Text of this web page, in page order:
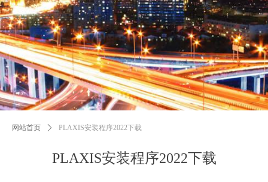
PLAXIS安装程序2022下载
网站首页 ꄲ PLAXIS安装程序2022下载